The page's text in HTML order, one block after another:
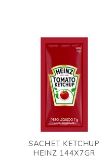
SACHET KETCHUP
HEINZ 144X7GR